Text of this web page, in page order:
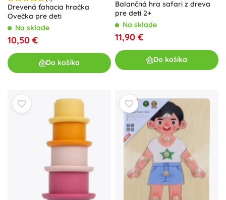
Drevená ťahacia hračka
Ovečka pre deti
Na sklade
10,50 €
Do košíka
Balančná hra safari z dreva
pre deti 2+
Na sklade
11,90 €
Do košíka